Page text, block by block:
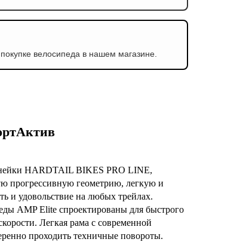
велосипеда в нашем магазине.
HARDTAIL BIKES PRO LINE,
прогрессивную геометрию, легкую и
и удовольствие на любых трейлах.
AMP Elite спроектированы для быстрого
Легкая рама с современной
проходить техничные повороты.